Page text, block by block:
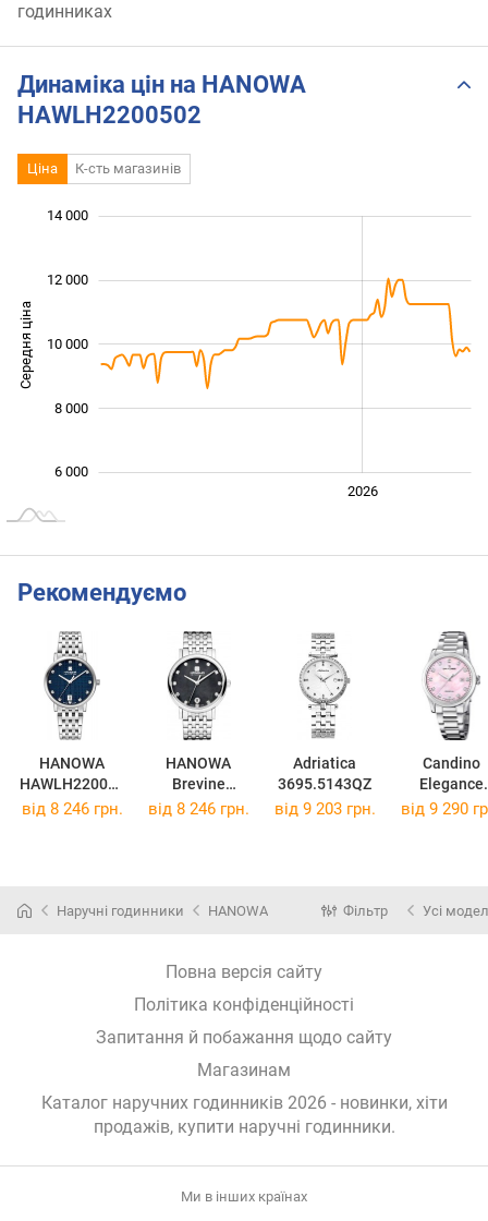
годинниках
Динаміка цін на HANOWA
HAWLH2200502
Ціна К-сть магазинів
Середня ціна 10 000
6 000
8 000
10 000
12 000
14 000
2026
Рекомендуємо
HANOWA
HAWLH220050
3
HANOWA
Brevine
HAWLH000120
Adriatica
3695.5143QZ
Candino
Elegance
C4738/6
від 8 246 грн. від 8 246 грн. від 9 203 грн. від 9 290
Наручні годинники HANOWA Фільтр Усі
Повна версія сайту
Політика конфіденційності
Запитання й побажання щодо сайту
Магазинам
Каталог наручних годинників 2026 - новинки, хіти
продажів, купити наручні годинники.
Ми в інших країнах